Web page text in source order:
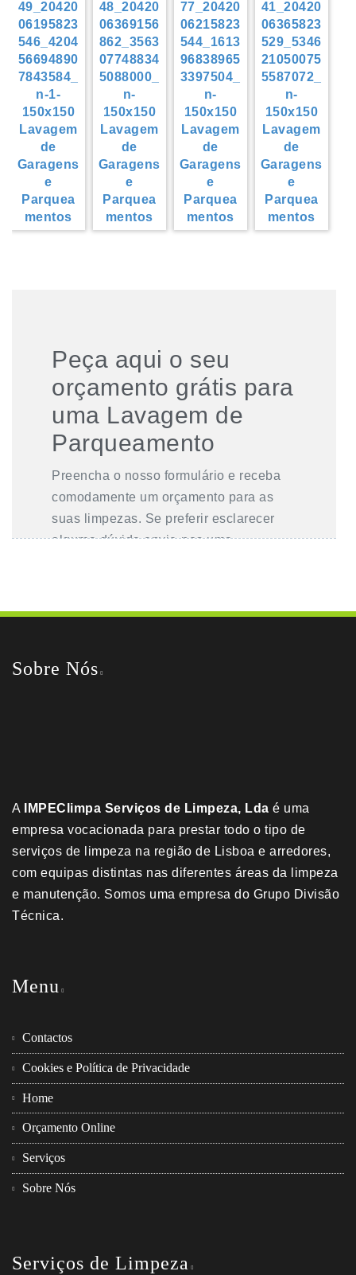
Peça aqui o seu
orçamento grátis para
uma Lavagem de
Parqueamento
Preencha o nosso formulário e receba
comodamente um orçamento para as
suas limpezas. Se preferir esclarecer
alguma dúvida envie-nos uma
Sobre Nós
A IMPEClimpa Serviços de Limpeza, Lda é uma
empresa vocacionada para prestar todo o tipo de
serviços de limpeza na região de Lisboa e arredores,
com equipas distintas nas diferentes áreas da limpeza
e manutenção. Somos uma empresa do Grupo Divisão
Técnica.
Menu
Contactos
Cookies e Política de Privacidade
Home
Orçamento Online
Serviços
Sobre Nós
Serviços de Limpeza